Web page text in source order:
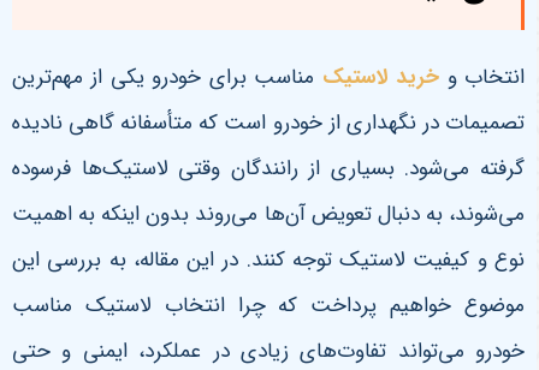
انتخاب و خرید لاستیک مناسب برای خودرو یکی از مهم‌ترین
تصمیمات در نگهداری از خودرو است که متأسفانه گاهی نادیده
گرفته می‌شود. بسیاری از رانندگان وقتی لاستیک‌ها فرسوده
می‌شوند، به دنبال تعویض آن‌ها می‌روند بدون اینکه به اهمیت
نوع و کیفیت لاستیک توجه کنند. در این مقاله، به بررسی این
موضوع خواهیم پرداخت که چرا انتخاب لاستیک مناسب
خودرو می‌تواند تفاوت‌های زیادی در عملکرد، ایمنی و حتی